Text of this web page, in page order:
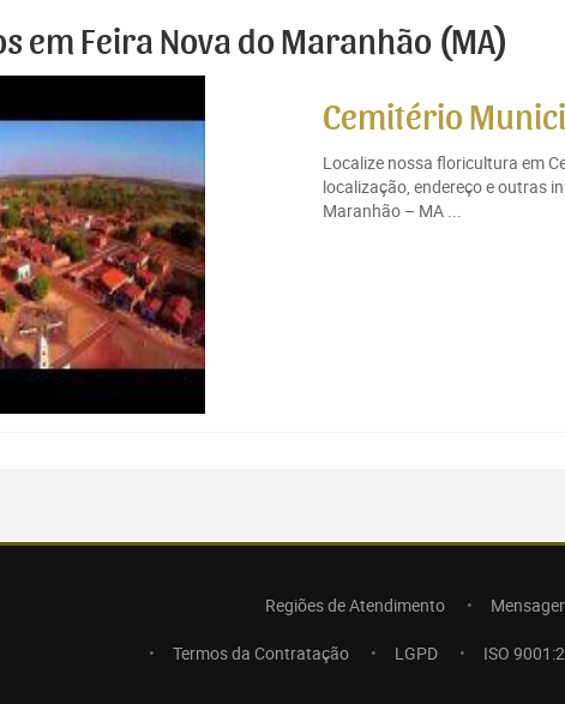
em Feira Nova do Maranhão (MA)
Cemitério
Localize nossa floricultura em
localização, endereço e outras
Maranhão – MA ...
Regiões de Atendimento
Termos da Contratação LGPD ISO